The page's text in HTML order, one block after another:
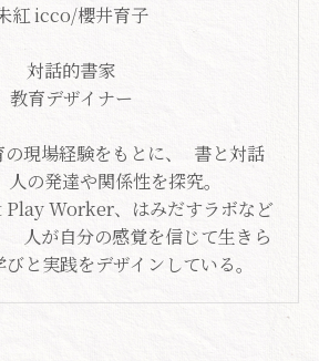
紅 icco/櫻井育子
対話的書家
教育デザイナー
現場経験をもとに、 書と対話
人の発達や関係性を探究。
Play Worker、はみだすラボなど
人が自分の感覚を信じて生きら
と実践をデザインしている。